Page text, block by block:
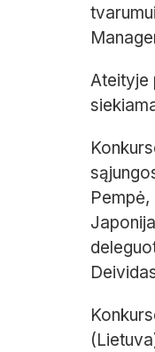
Ateityje